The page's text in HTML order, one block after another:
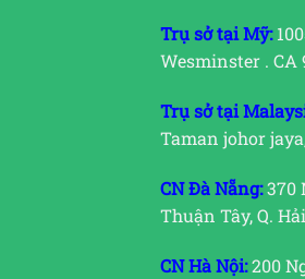
Trụ sở tại Mỹ:
Wesminster . CA
Trụ sở tại
Taman johor
CN Đà Nẵng:370
Thuận Tây, Q.
CN Hà Nội:200